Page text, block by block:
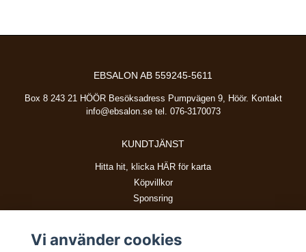
EBSALON AB 559245-5611
Box 8 243 21 HÖÖR Besöksadress Pumpvägen 9, Höör. Kontakt
info@ebsalon.setel. 076-3170073
KUNDTJÄNST
Hitta hit, klicka HÄR för karta
Köpvillkor
Sponsring
BETALSÄTT
Vi använder cookies